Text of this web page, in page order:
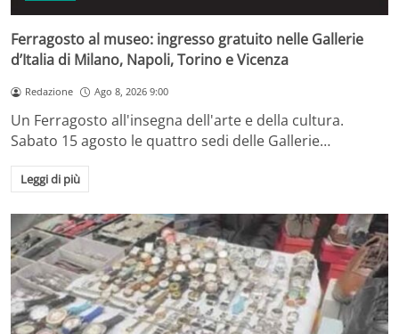
Ferragosto al museo: ingresso gratuito nelle Gallerie
d’Italia di Milano, Napoli, Torino e Vicenza
Redazione Ago 8, 2026 9:00
Un Ferragosto all'insegna dell'arte e della cultura.
Sabato 15 agosto le quattro sedi delle Gallerie…
Leggi di più